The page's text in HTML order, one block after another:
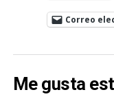
Correo
Me gusta